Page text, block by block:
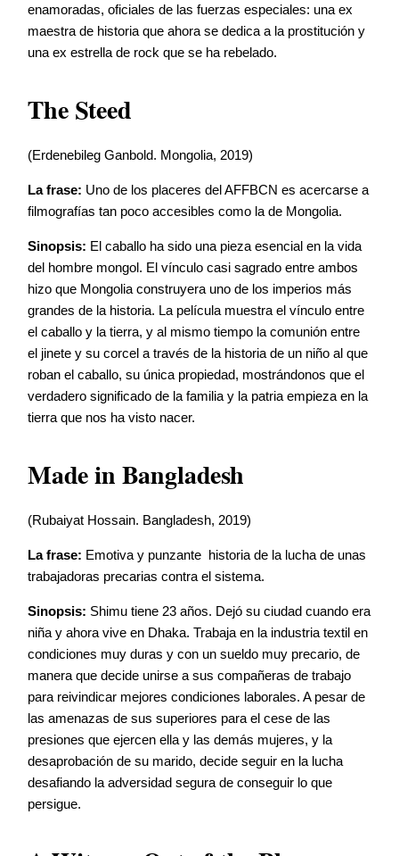
enamoradas, oficiales de las fuerzas especiales: una ex
maestra de historia que ahora se dedica a la prostitución y
una ex estrella de rock que se ha rebelado.
The Steed
(Erdenebileg Ganbold. Mongolia, 2019)
La frase: Uno de los placeres del AFFBCN es acercarse a
filmografías tan poco accesibles como la de Mongolia.
Sinopsis: El caballo ha sido una pieza esencial en la vida
del hombre mongol. El vínculo casi sagrado entre ambos
hizo que Mongolia construyera uno de los imperios más
grandes de la historia. La película muestra el vínculo entre
el caballo y la tierra, y al mismo tiempo la comunión entre
el jinete y su corcel a través de la historia de un niño al que
roban el caballo, su única propiedad, mostrándonos que el
verdadero significado de la familia y la patria empieza en la
tierra que nos ha visto nacer.
Made in Bangladesh
(Rubaiyat Hossain. Bangladesh, 2019)
La frase: Emotiva y punzante historia de la lucha de unas
trabajadoras precarias contra el sistema.
Sinopsis: Shimu tiene 23 años. Dejó su ciudad cuando era
niña y ahora vive en Dhaka. Trabaja en la industria textil en
condiciones muy duras y con un sueldo muy precario, de
manera que decide unirse a sus compañeras de trabajo
para reivindicar mejores condiciones laborales. A pesar de
las amenazas de sus superiores para el cese de las
presiones que ejercen ella y las demás mujeres, y la
desaprobación de su marido, decide seguir en la lucha
desafiando la adversidad segura de conseguir lo que
persigue.